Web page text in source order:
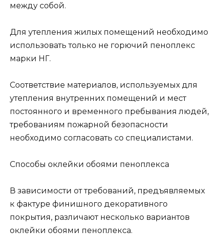
между собой.
Для утепления жилых помещений необходимо
использовать только не горючий пеноплекс
марки НГ.
Соответствие материалов, используемых для
утепления внутренних помещений и мест
постоянного и временного пребывания людей,
требованиям пожарной безопасности
необходимо согласовать со специалистами.
Способы оклейки обоями пеноплекса
В зависимости от требований, предъявляемых
к фактуре финишного декоративного
покрытия, различают несколько вариантов
оклейки обоями пеноплекса.